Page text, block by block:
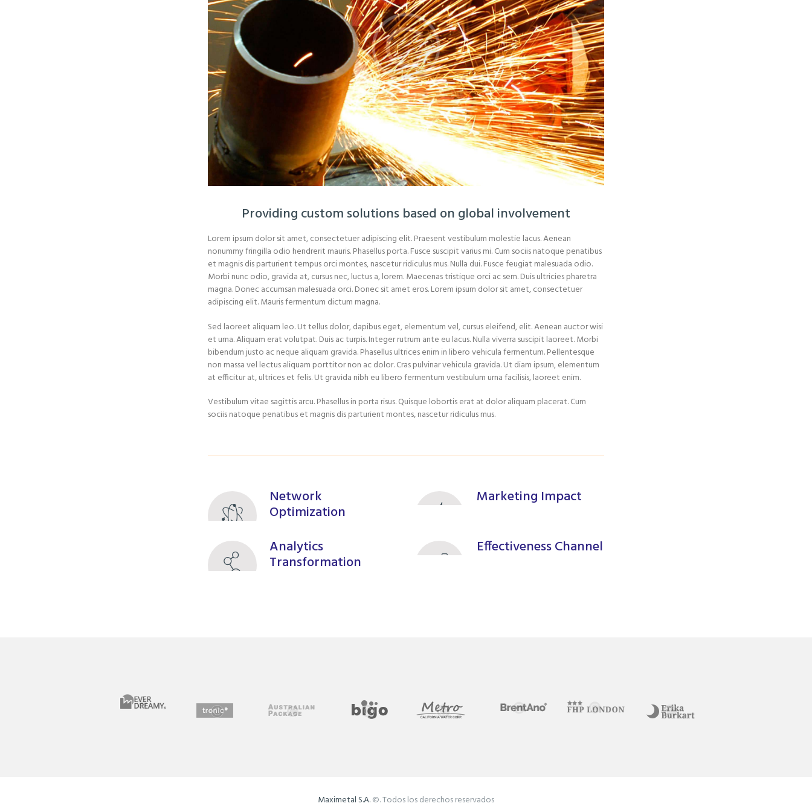
Providing custom solutions based on global involvement
Lorem ipsum dolor sit amet, consectetuer adipiscing elit. Praesent vestibulum molestie lacus. Aenean
nonummy fringilla odio hendrerit mauris. Phasellus porta. Fusce suscipit varius mi. Cum sociis natoque penatibus
et magnis dis parturient tempus orci montes, nascetur ridiculus mus. Nulla dui. Fusce feugiat malesuada odio.
Morbi nunc odio, gravida at, cursus nec, luctus a, lorem. Maecenas tristique orci ac sem. Duis ultricies pharetra
magna. Donec accumsan malesuada orci. Donec sit amet eros. Lorem ipsum dolor sit amet, consectetuer
adipiscing elit. Mauris fermentum dictum magna.
Sed laoreet aliquam leo. Ut tellus dolor, dapibus eget, elementum vel, cursus eleifend, elit. Aenean auctor wisi
et urna. Aliquam erat volutpat. Duis ac turpis. Integer rutrum ante eu lacus. Nulla viverra suscipit laoreet. Morbi
bibendum justo ac neque aliquam gravida. Phasellus ultrices enim in libero vehicula fermentum. Pellentesque
non massa vel lectus aliquam porttitor non ac dolor. Cras pulvinar vehicula gravida. Ut diam ipsum, elementum
at efficitur at, ultrices et felis. Ut gravida nibh eu libero fermentum vestibulum urna facilisis, laoreet enim.
Vestibulum vitae sagittis arcu. Phasellus in porta risus. Quisque lobortis erat at dolor aliquam placerat. Cum
sociis natoque penatibus et magnis dis parturient montes, nascetur ridiculus mus.
Network
Optimization
Marketing Impact
Analytics
Transformation
Effectiveness Channel
Maximetal S.A.©. Todos los derechos reservados